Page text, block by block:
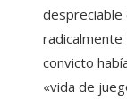
despreciable
radicalmente
convicto
«vida de